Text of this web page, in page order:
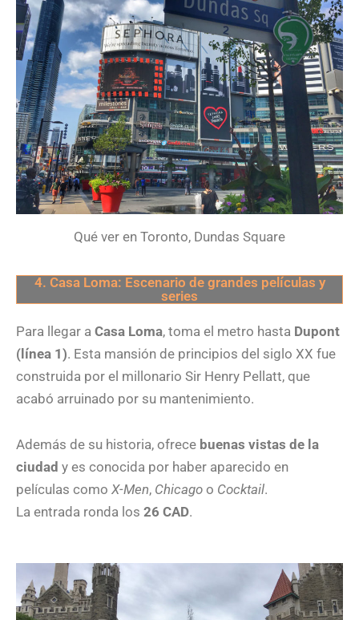
Qué ver en Toronto, Dundas Square
4. Casa Loma: Escenario de grandes películas y
series
Para llegar a Casa Loma, toma el metro hasta Dupont
(línea 1). Esta mansión de principios del siglo XX fue
construida por el millonario Sir Henry Pellatt, que
acabó arruinado por su mantenimiento.
Además de su historia, ofrece buenas vistas de la
ciudad y es conocida por haber aparecido en
películas como X-Men, Chicago o Cocktail.
La entrada ronda los 26 CAD.